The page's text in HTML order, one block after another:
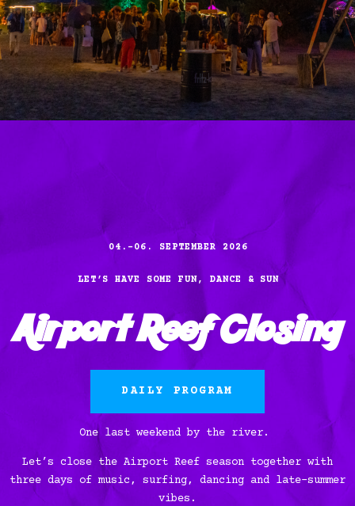
04.-06. SEPTEMBER 2026
LET’S HAVE SOME FUN, DANCE & SUN
Airport Reef Closing
DAILY PROGRAM
One last weekend by the river.
Let’s close the Airport Reef season together with
three days of music, surfing, dancing and late-summer
vibes.